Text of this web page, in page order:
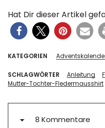
Hat Dir dieser Artikel
KATEGORIEN
SCHLAGWÖRTER Anleitung
Mutter-Tochter-Fledermausshirt
8 Kommentare